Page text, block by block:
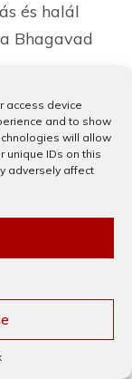
access device
and to show
will allow
unique IDs on this
adversely affect
és halál
Bhagavad